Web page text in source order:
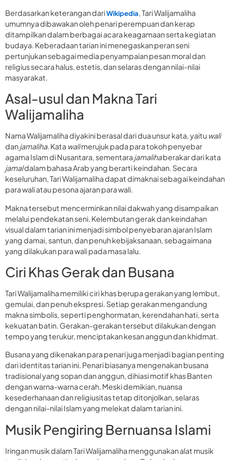
Berdasarkan keterangan dariWikipedia, Tari Walijamaliha
umumnya dibawakan oleh penari perempuan dan kerap
ditampilkan dalam berbagai acara keagamaan serta kegiatan
budaya. Keberadaan tarian ini menegaskan peran seni
pertunjukan sebagai media penyampaian pesan moral dan
religius secara halus, estetis, dan selaras dengan nilai-nilai
masyarakat.
Asal-usul dan Makna Tari
Walijamaliha
Nama Walijamaliha diyakini berasal dari dua unsur kata, yaitu wali
danjamaliha. Kata walimerujuk pada para tokoh penyebar
agama Islam di Nusantara, sementarajamalihaberakar dari kata
jamaldalam bahasa Arab yang berarti keindahan. Secara
keseluruhan, Tari Walijamaliha dapat dimaknai sebagai keindahan
para wali atau pesona ajaran para wali.
Makna tersebut mencerminkan nilai dakwah yang disampaikan
melalui pendekatan seni. Kelembutan gerak dan keindahan
visual dalam tarian ini menjadi simbol penyebaran ajaran Islam
yang damai, santun, dan penuh kebijaksanaan, sebagaimana
yang dilakukan para wali pada masa lalu.
Ciri Khas Gerak dan Busana
Tari Walijamaliha memiliki ciri khas berupa gerakan yang lembut,
gemulai, dan penuh ekspresi. Setiap gerakan mengandung
makna simbolis, seperti penghormatan, kerendahan hati, serta
kekuatan batin. Gerakan-gerakan tersebut dilakukan dengan
tempo yang terukur, menciptakan kesan anggun dan khidmat.
Busana yang dikenakan para penari juga menjadi bagian penting
dari identitas tarian ini. Penari biasanya mengenakan busana
tradisional yang sopan dan anggun, dihiasi motif khas Banten
dengan warna-warna cerah. Meski demikian, nuansa
kesederhanaan dan religiusitas tetap ditonjolkan, selaras
dengan nilai-nilai Islam yang melekat dalam tarian ini.
Musik Pengiring Bernuansa Islami
Iringan musik dalam Tari Walijamaliha menggunakan alat musik